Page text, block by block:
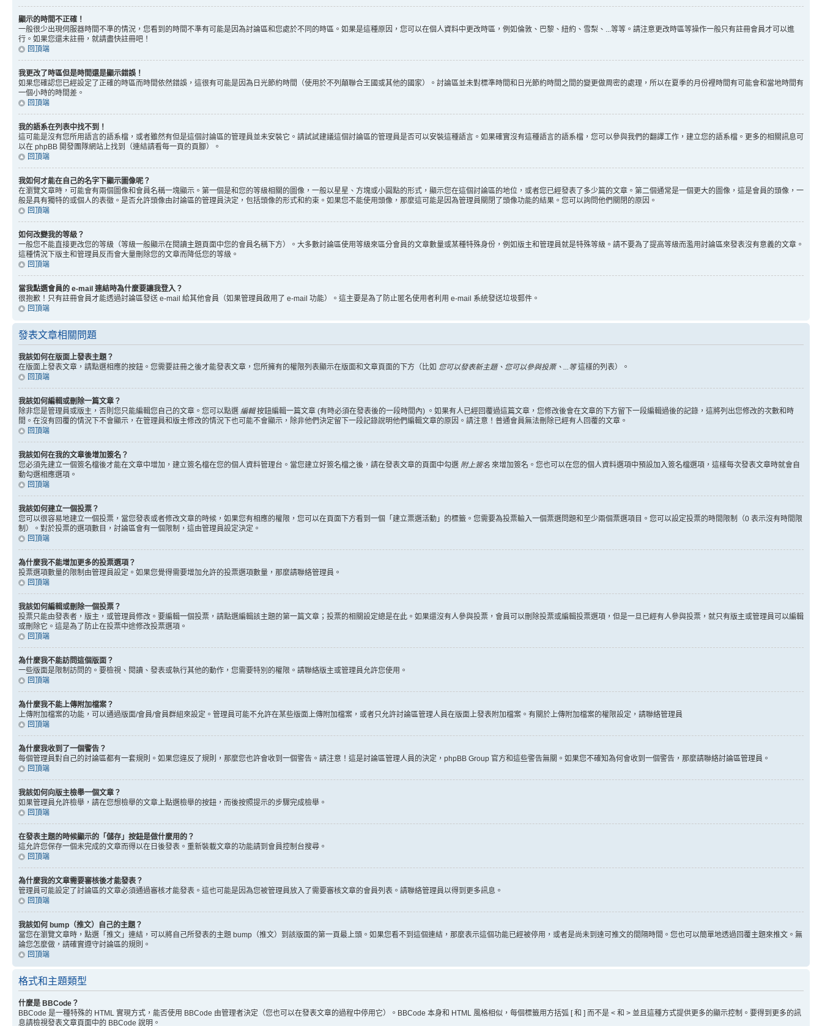
顯示的時間不正確！
一般很少出現伺服器時間不準的情況，您看到的時間不準有可能是因為討論區和您處於不同的時區。如果是這種原因，您可以在個人資料中更改時區，例如倫敦、巴黎、紐約、雪梨、...等等。請注意更改時區等操作一般只有註冊會員才可以進
行。如果您還未註冊，就請盡快註冊吧！
回頂端
我更改了時區但是時間還是顯示錯誤！
如果您確認您已經設定了正確的時區而時間依然錯誤，這很有可能是因為日光節約時間（使用於不列顛聯合王國或其他的國家）。討論區並未對標準時間和日光節約時間之間的變更做周密的處理，所以在夏季的月份裡時間有可能會和當地時間有
一個小時的時間差。
回頂端
我的語系在列表中找不到！
這可能是沒有您所用語言的語系檔，或者雖然有但是這個討論區的管理員並未安裝它。請試試建議這個討論區的管理員是否可以安裝這種語言。如果確實沒有這種語言的語系檔，您可以參與我們的翻譯工作，建立您的語系檔。更多的相關訊息可
以在 phpBB 開發團隊網站上找到（連結請看每一頁的頁腳）。
回頂端
我如何才能在自己的名字下顯示圖像呢？
在瀏覽文章時，可能會有兩個圖像和會員名稱一塊顯示。第一個是和您的等級相關的圖像，一般以星星、方塊或小圓點的形式，顯示您在這個討論區的地位，或者您已經發表了多少篇的文章。第二個通常是一個更大的圖像，這是會員的頭像，一
般是具有獨特的或個人的表徵。是否允許頭像由討論區的管理員決定，包括頭像的形式和約束。如果您不能使用頭像，那麼這可能是因為管理員關閉了頭像功能的結果。您可以詢問他們關閉的原因。
回頂端
如何改變我的等級？
一般您不能直接更改您的等級（等級一般顯示在閱讀主題頁面中您的會員名稱下方）。大多數討論區使用等級來區分會員的文章數量或某種特殊身份，例如版主和管理員就是特殊等級。請不要為了提高等級而濫用討論區來發表沒有意義的文章。
這種情況下版主和管理員反而會大量刪除您的文章而降低您的等級。
回頂端
當我點選會員的 e-mail 連結時為什麼要讓我登入？
很抱歉！只有註冊會員才能透過討論區發送 e-mail 給其他會員（如果管理員啟用了 e-mail 功能）。這主要是為了防止匿名使用者利用 e-mail 系統發送垃圾郵件。
回頂端
發表文章相關問題
我該如何在版面上發表主題？
在版面上發表文章，請點選相應的按鈕。您需要註冊之後才能發表文章，您所擁有的權限列表顯示在版面和文章頁面的下方（比如 您可以發表新主題、您可以參與投票、...等這樣的列表）。
回頂端
我該如何編輯或刪除一篇文章？
除非您是管理員或版主，否則您只能編輯您自己的文章。您可以點選 編輯按鈕編輯一篇文章 (有時必須在發表後的一段時間內) 。如果有人已經回覆過這篇文章，您修改後會在文章的下方留下一段編輯過後的記錄，這將列出您修改的次數和時
間。在沒有回覆的情況下不會顯示，在管理員和版主修改的情況下也可能不會顯示，除非他們決定留下一段記錄說明他們編輯文章的原因。請注意！普通會員無法刪除已經有人回覆的文章。
回頂端
我該如何在我的文章後增加簽名？
您必須先建立一個簽名檔後才能在文章中增加，建立簽名檔在您的個人資料管理台。當您建立好簽名檔之後，請在發表文章的頁面中勾選 附上簽名 來增加簽名。您也可以在您的個人資料選項中預設加入簽名檔選項，這樣每次發表文章時就會自
動勾選相應選項。
回頂端
我該如何建立一個投票？
您可以很容易地建立一個投票，當您發表或者修改文章的時候，如果您有相應的權限，您可以在頁面下方看到一個「建立票選活動」的標籤。您需要為投票輸入一個票選問題和至少兩個票選項目。您可以設定投票的時間限制（0 表示沒有時間限
制）。對於投票的選項數目，討論區會有一個限制，這由管理員設定決定。
回頂端
為什麼我不能增加更多的投票選項？
投票選項數量的限制由管理員設定。如果您覺得需要增加允許的投票選項數量，那麼請聯絡管理員。
回頂端
我該如何編輯或刪除一個投票？
投票只能由發表者，版主，或管理員修改。要編輯一個投票，請點選編輯該主題的第一篇文章；投票的相關設定總是在此。如果還沒有人參與投票，會員可以刪除投票或編輯投票選項，但是一旦已經有人參與投票，就只有版主或管理員可以編輯
或刪除它。這是為了防止在投票中途修改投票選項。
回頂端
為什麼我不能訪問這個版面？
一些版面是限制訪問的。要檢視、閱讀、發表或執行其他的動作，您需要特別的權限。請聯絡版主或管理員允許您使用。
回頂端
為什麼我不能上傳附加檔案？
上傳附加檔案的功能，可以通過版面/會員/會員群組來設定。管理員可能不允許在某些版面上傳附加檔案，或者只允許討論區管理人員在版面上發表附加檔案。有關於上傳附加檔案的權限設定，請聯絡管理員
回頂端
為什麼我收到了一個警告？
每個管理員對自己的討論區都有一套規則。如果您違反了規則，那麼您也許會收到一個警告。請注意！這是討論區管理人員的決定，phpBB Group 官方和這些警告無關。如果您不確知為何會收到一個警告，那麼請聯絡討論區管理員。
回頂端
我該如何向版主檢舉一個文章？
如果管理員允許檢舉，請在您想檢舉的文章上點選檢舉的按鈕，而後按照提示的步驟完成檢舉。
回頂端
在發表主題的時候顯示的「儲存」按鈕是做什麼用的？
這允許您保存一個未完成的文章而得以在日後發表。重新裝載文章的功能請到會員控制台搜尋。
回頂端
為什麼我的文章需要審核後才能發表？
管理員可能設定了討論區的文章必須通過審核才能發表。這也可能是因為您被管理員放入了需要審核文章的會員列表。請聯絡管理員以得到更多訊息。
回頂端
我該如何 bump（推文）自己的主題？
當您在瀏覽文章時，點選「推文」連結，可以將自己所發表的主題 bump（推文）到該版面的第一頁最上頭。如果您看不到這個連結，那麼表示這個功能已經被停用，或者是尚未到達可推文的間隔時間。您也可以簡單地透過回覆主題來推文。無
論您怎麼做，請確實遵守討論區的規則。
回頂端
格式和主題類型
什麼是 BBCode？
BBCode 是一種特殊的 HTML 實現方式，能否使用 BBCode 由管理者決定（您也可以在發表文章的過程中停用它）。BBCode 本身和 HTML 風格相似，每個標籤用方括弧 [ 和 ] 而不是 < 和 > 並且這種方式提供更多的顯示控制。要得到更多的訊
息請檢視發表文章頁面中的 BBCode 說明。